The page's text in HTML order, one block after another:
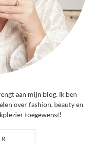
aan mijn blog. Ik ben
over fashion, beauty en
toegewenst!